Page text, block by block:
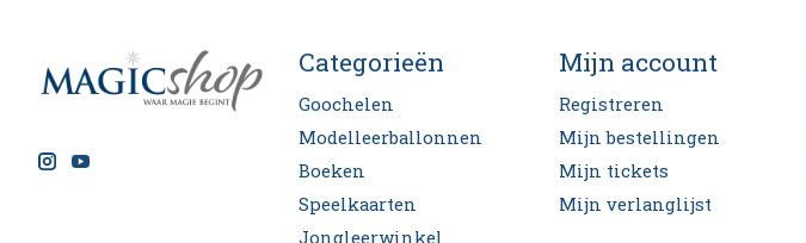
Categorieën
Goochelen
Modelleerballonnen
Boeken
Speelkaarten
Jongleerwinkel
Mijn account
Registreren
Mijn bestellingen
Mijn tickets
Mijn verlanglijst